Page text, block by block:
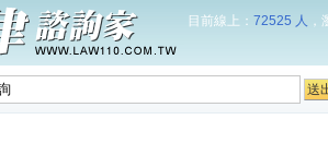
目前線上： 72525 人